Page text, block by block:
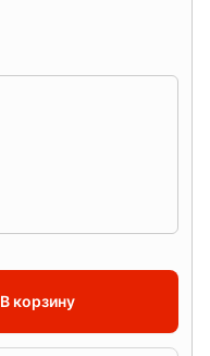
В корзину